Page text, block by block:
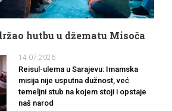
hutbu u džematu Misoča
14.07.2026
Reisul-ulema u Sarajevu: Imamska
misija nije usputna dužnost, već
temeljni stub na kojem stoji i opstaje
naš narod